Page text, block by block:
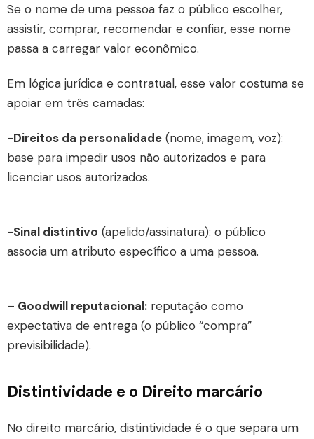
Se o nome de uma pessoa faz o público escolher,
assistir, comprar, recomendar e confiar, esse nome
passa a carregar valor econômico.
Em lógica jurídica e contratual, esse valor costuma se
apoiar em três camadas:
-Direitos da personalidade (nome, imagem, voz):
base para impedir usos não autorizados e para
licenciar usos autorizados.
-Sinal distintivo (apelido/assinatura): o público
associa um atributo específico a uma pessoa.
– Goodwill reputacional: reputação como
expectativa de entrega (o público “compra”
previsibilidade).
Distintividade e o Direito marcário
No direito marcário, distintividade é o que separa um